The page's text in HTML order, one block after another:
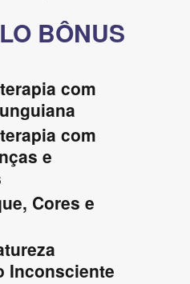
BÔNUS
com
com
e
Cores e
Inconsciente